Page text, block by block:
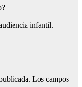
infantil.
Los campos